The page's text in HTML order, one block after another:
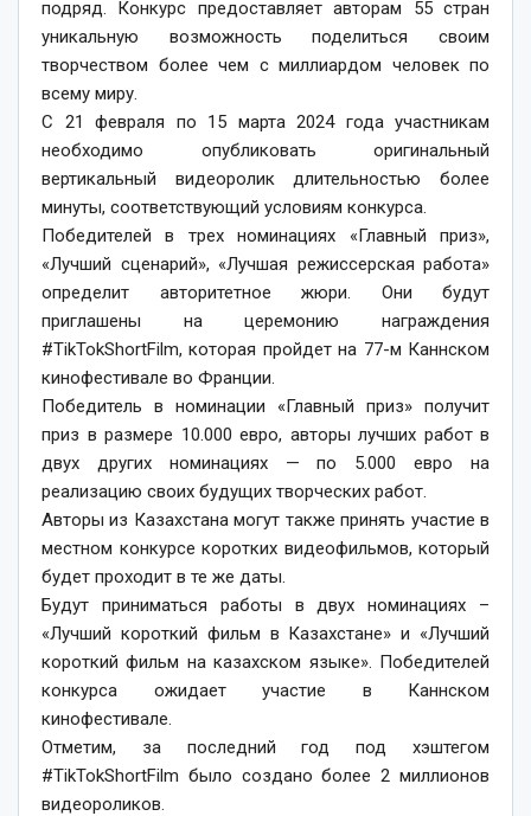
подряд. Конкурс предоставляет авторам 55 стран
уникальную возможность поделиться своим
творчеством более чем с миллиардом человек по
всему миру.
С 21 февраля по 15 марта 2024 года участникам
необходимо опубликовать оригинальный
вертикальный видеоролик длительностью более
минуты, соответствующий условиям конкурса.
Победителей в трех номинациях «Главный приз»,
«Лучший сценарий», «Лучшая режиссерская работа»
определит авторитетное жюри. Они будут
приглашены на церемонию награждения
#TikTokShortFilm, которая пройдет на 77-м Каннском
кинофестивале во Франции.
Победитель в номинации «Главный приз» получит
приз в размере 10.000 евро, авторы лучших работ в
двух других номинациях — по 5.000 евро на
реализацию своих будущих творческих работ.
Авторы из Казахстана могут также принять участие в
местном конкурсе коротких видеофильмов, который
будет проходит в те же даты.
Будут приниматься работы в двух номинациях –
«Лучший короткий фильм в Казахстане» и «Лучший
короткий фильм на казахском языке». Победителей
конкурса ожидает участие в Каннском
кинофестивале.
Отметим, за последний год под хэштегом
#TikTokShortFilm было создано более 2 миллионов
видеороликов.